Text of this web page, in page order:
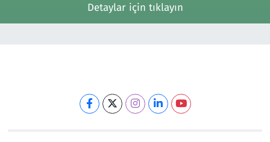
Detaylar için tıklayın